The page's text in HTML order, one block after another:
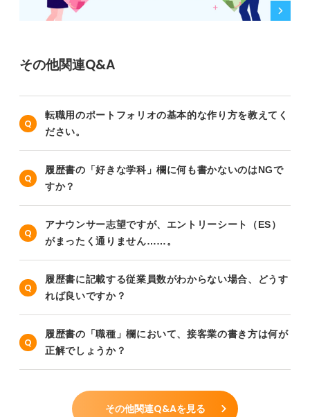
その他関連Q&A
転職用のポートフォリオの基本的な作り方を教えてく
ださい。
履歴書の「好きな学科」欄に何も書かないのはNGで
すか？
アナウンサー志望ですが、エントリーシート（ES）
がまったく通りません……。
履歴書に記載する従業員数がわからない場合、どうす
れば良いですか？
履歴書の「職種」欄において、接客業の書き方は何が
正解でしょうか？
その他関連Q&Aを見る